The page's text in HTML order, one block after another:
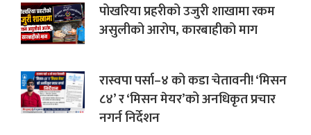
पोखरिया प्रहरीको उजुरी शाखामा रकम
असुलीको आरोप, कारबाहीको माग
रास्वपा पर्सा–४ को कडा चेतावनी! ‘मिसन
८४’ र ‘मिसन मेयर’को अनधिकृत प्रचार
नगर्न निर्देशन